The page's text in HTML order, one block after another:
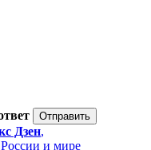
Дзен,
и мире